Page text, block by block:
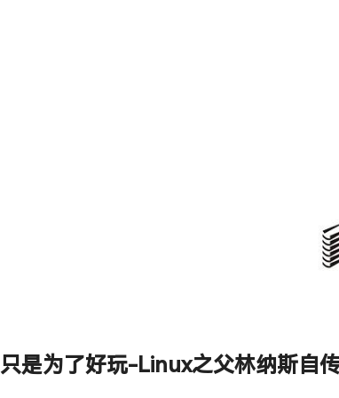
只是为了好玩-Linux之父林纳斯自